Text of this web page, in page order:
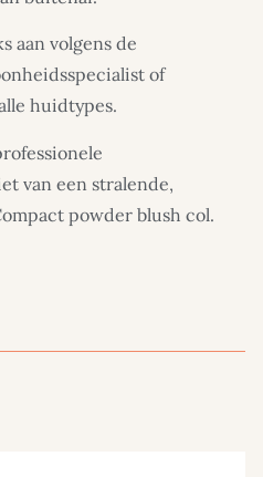
aan volgens de
of
huidtypes.
van een stralende,
powder blush col.